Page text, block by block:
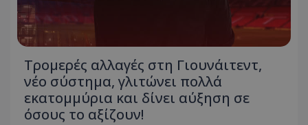
Τρομερές αλλαγές στη Γιουνάιτεντ,
νέο σύστημα, γλιτώνει πολλά
εκατομμύρια και δίνει αύξηση σε
όσους το αξίζουν!